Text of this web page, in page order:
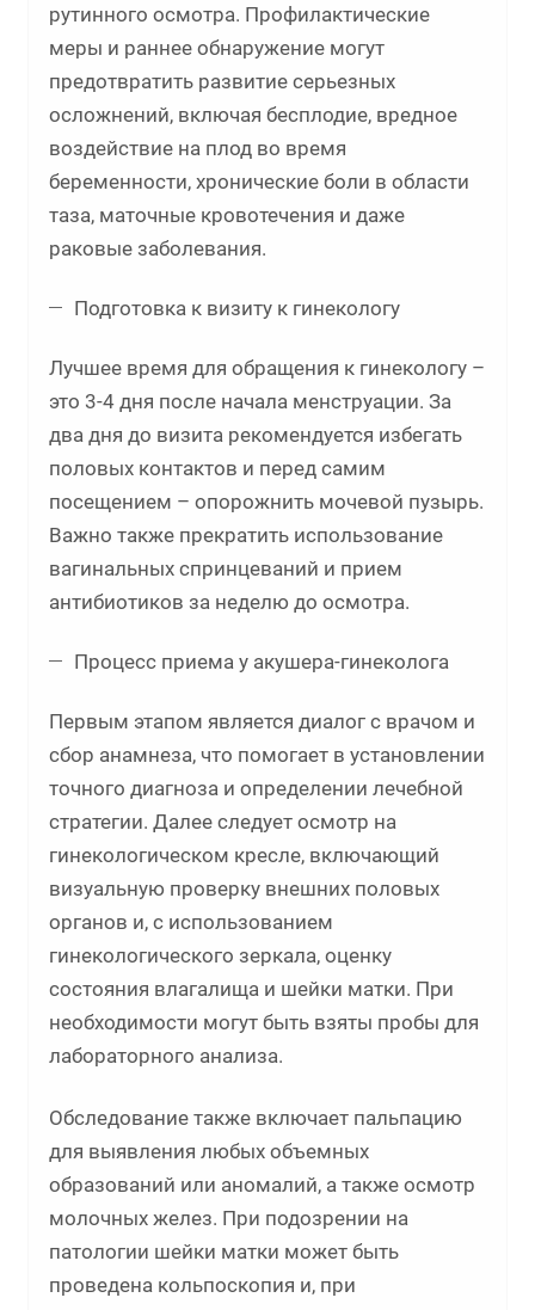
рутинного осмотра. Профилактические
меры и раннее обнаружение могут
предотвратить развитие серьезных
осложнений, включая бесплодие, вредное
воздействие на плод во время
беременности, хронические боли в области
таза, маточные кровотечения и даже
раковые заболевания.
Подготовка к визиту к гинекологу
Лучшее время для обращения к гинекологу –
это 3-4 дня после начала менструации. За
два дня до визита рекомендуется избегать
половых контактов и перед самим
посещением – опорожнить мочевой пузырь.
Важно также прекратить использование
вагинальных спринцеваний и прием
антибиотиков за неделю до осмотра.
Процесс приема у акушера-гинеколога
Первым этапом является диалог с врачом и
сбор анамнеза, что помогает в установлении
точного диагноза и определении лечебной
стратегии. Далее следует осмотр на
гинекологическом кресле, включающий
визуальную проверку внешних половых
органов и, с использованием
гинекологического зеркала, оценку
состояния влагалища и шейки матки. При
необходимости могут быть взяты пробы для
лабораторного анализа.
Обследование также включает пальпацию
для выявления любых объемных
образований или аномалий, а также осмотр
молочных желез. При подозрении на
патологии шейки матки может быть
проведена кольпоскопия и, при